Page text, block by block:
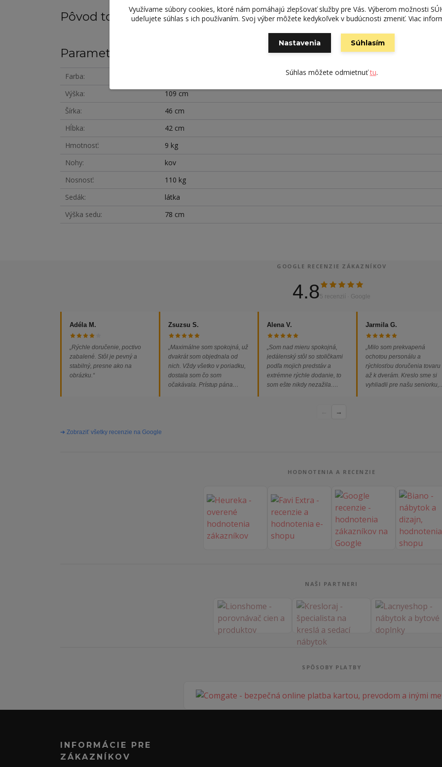
Pôvod tovaru
Parametre
Farba
Výška
109 cm
Šírka
46 cm
Hĺbka
42 cm
Hmotnosť
9 kg
Nohy
kov
Nosnosť
110 kg
Sedák
látka
Výška sedu
78 cm
GOOGLE RECENZIE ZÁKAZNÍKOV
4.85 recenzií · Google
Adéla M.
„Rýchle doručenie, poctivo
zabalené. Stôl je pevný a
stabilný, presne ako na
obrázku.“
Zsuzsu S.
„Maximálne som spokojná, už
dvakrát som objednala od
nich. Vždy všetko v poriadku,
dostala som čo som
očakávala. Prístup pána
Alena V.
„Som nad mieru spokojná,
jedálenský stôl so stoličkami
podľa mojich predstáv a
extrémne rýchle dodanie, to
som ešte nikdy nezažila.
Jarmila G.
„Milo som prekvapená
ochotou personálu a
rýchlosťou doručenia tovaru
až k dverám. Kreslo sme si
vyhliadli pre našu seniorku,
→
➔ Zobraziť všetky recenzie na Google
HODNOTENIA A RECENZIE
NAŠI PARTNERI
SPÔSOBY PLATBY
INFORMÁCIE PRE
ZÁKAZNÍKOV
Využívame súbory cookies, ktoré nám pomáhajú zlepšovať služby pre Vás. Výberom možnosti
udeľujete súhlas s ich používaním. Svoj výber môžete kedykoľvek v budúcnosti zmeniť. Viac
Nastavenia Súhlasím
Súhlas môžete odmietnuťtu.